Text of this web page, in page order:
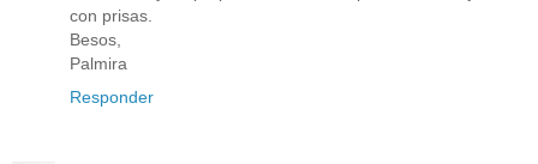
con prisas.
Besos,
Palmira
Responder